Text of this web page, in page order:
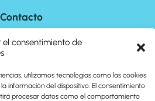
el consentimiento de
utilizamos tecnologías como las cookies
información del dispositivo. El consentimiento
procesar datos como el comportamiento
Contacto
Sitemap
cuantoson.com